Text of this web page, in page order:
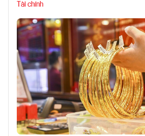
Tài chính